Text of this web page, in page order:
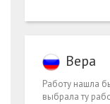
Вера
Работу нашла
выбрала ту